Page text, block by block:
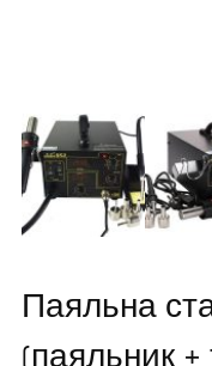
Паяльна
(паяльник